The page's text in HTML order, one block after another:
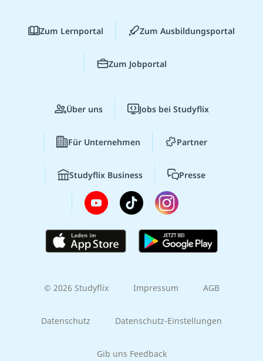
Zum Lernportal Zum Ausbildungsportal
Zum Jobportal
Über uns Jobs bei Studyflix
Für Unternehmen Partner
Studyflix Business Presse
© 2026 Studyflix Impressum AGB
Datenschutz Datenschutz-Einstellungen
Gib uns Feedback